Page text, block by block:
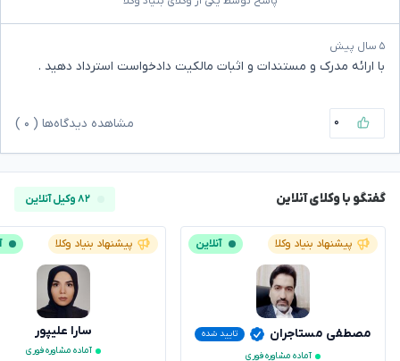
۵ سال پیش
با ارائه مدرک و مستندات و اثبات مالکیت دادخواست استرداد دهید .
۰ مشاهده دیدگاه‌ها ( ۰
گفتگو با وکلای آنلاین ۸۲ وکیل آنلاین
پیشنهاد بنیاد وکلا آنلاین
مصطفی مستاجران
تایید شده
آماده مشاوره فوری
پیشنهاد بنیاد وکلا
سارا علیپور
آماده مشاوره فوری